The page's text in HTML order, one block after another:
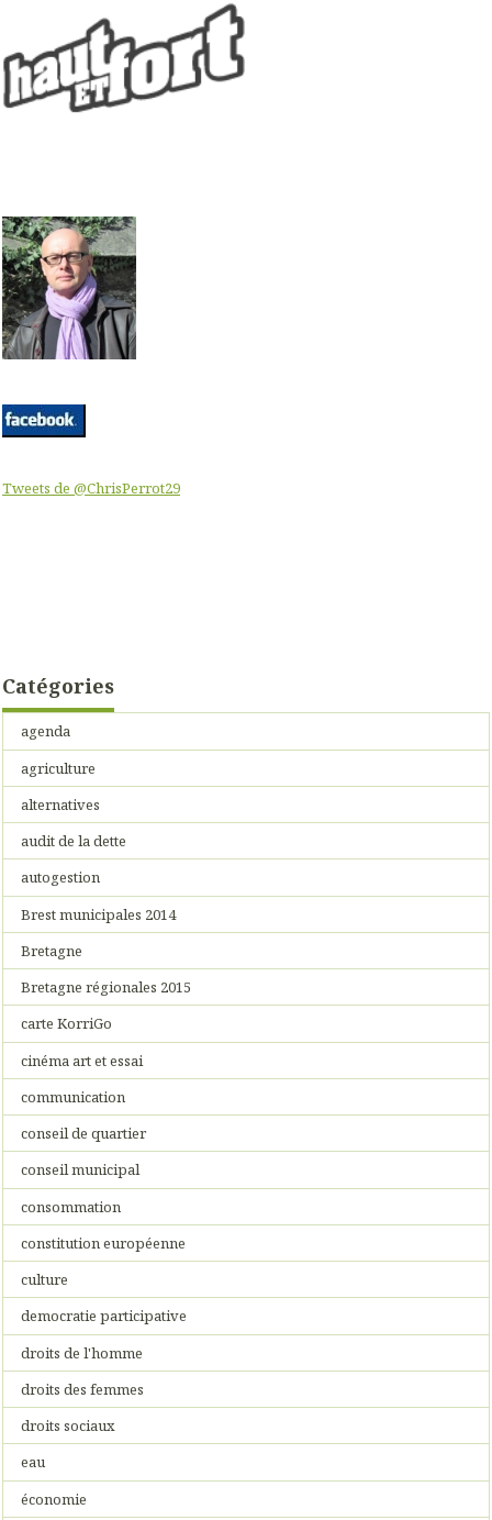
Tweets de @ChrisPerrot29
Catégories
agenda
agriculture
alternatives
audit de la dette
autogestion
Brest municipales 2014
Bretagne
Bretagne régionales 2015
carte KorriGo
cinéma art et essai
communication
conseil de quartier
conseil municipal
consommation
constitution européenne
culture
democratie participative
droits de l'homme
droits des femmes
droits sociaux
eau
économie